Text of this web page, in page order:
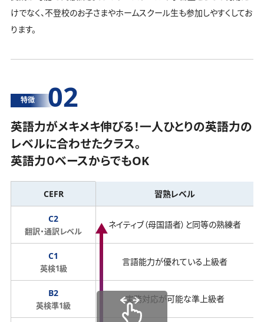
けでなく、不登校のお子さまやホームスクール生も参加しやすくしてお
ります。
特徴 02
英語力がメキメキ伸びる！一人ひとりの英語力の
レベルに合わせたクラス。
英語力０ベースからでもOK
CEFR 習熟レベル
C2
翻訳・通訳レベル
ネイティブ（母国語者）と同等の熟練者
C1
英検1級
言語能力が優れている上級者
B2
英検準1級
実務対応が可能な準上級者